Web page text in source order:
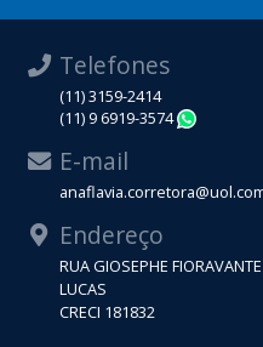
Telefones
(11) 3159-2414
(11) 9 6919-3574
E-mail
Endereço
RUA GIOSEPHE
LUCAS
CRECI 181832